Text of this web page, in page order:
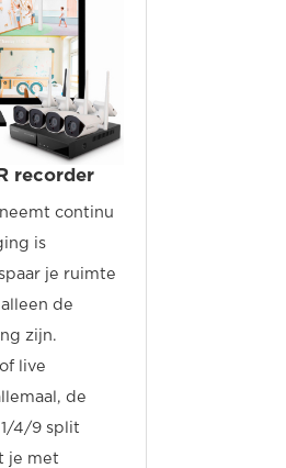
recorder
neemt continu
is
je ruimte
de
zijn.
live
de
4/9 split
je met